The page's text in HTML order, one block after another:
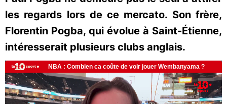
les regards lors de ce mercato. Son frère,
Florentin Pogba, qui évolue à Saint-Étienne,
intéresserait plusieurs clubs anglais.